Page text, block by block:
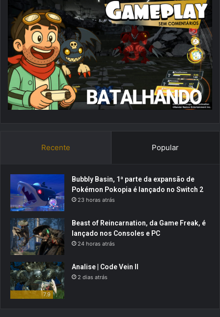
Recente Popular
Bubbly Basin, 1ª parte da expansão de
Pokémon Pokopia é lançado no Switch 2
23 horas atrás
Beast of Reincarnation, da Game Freak, é
lançado nos Consoles e PC
24 horas atrás
7.9
Analise | Code Vein II
2 dias atrás